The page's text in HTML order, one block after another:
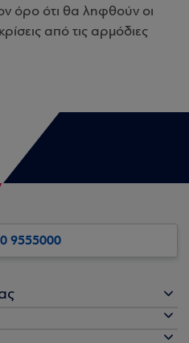
όρο ότι θα ληφθούν οι
από τις αρμόδιες
9555000